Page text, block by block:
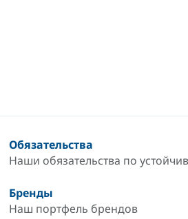
Обязательства
Наши обязательства по
Бренды
Наш портфель брендов